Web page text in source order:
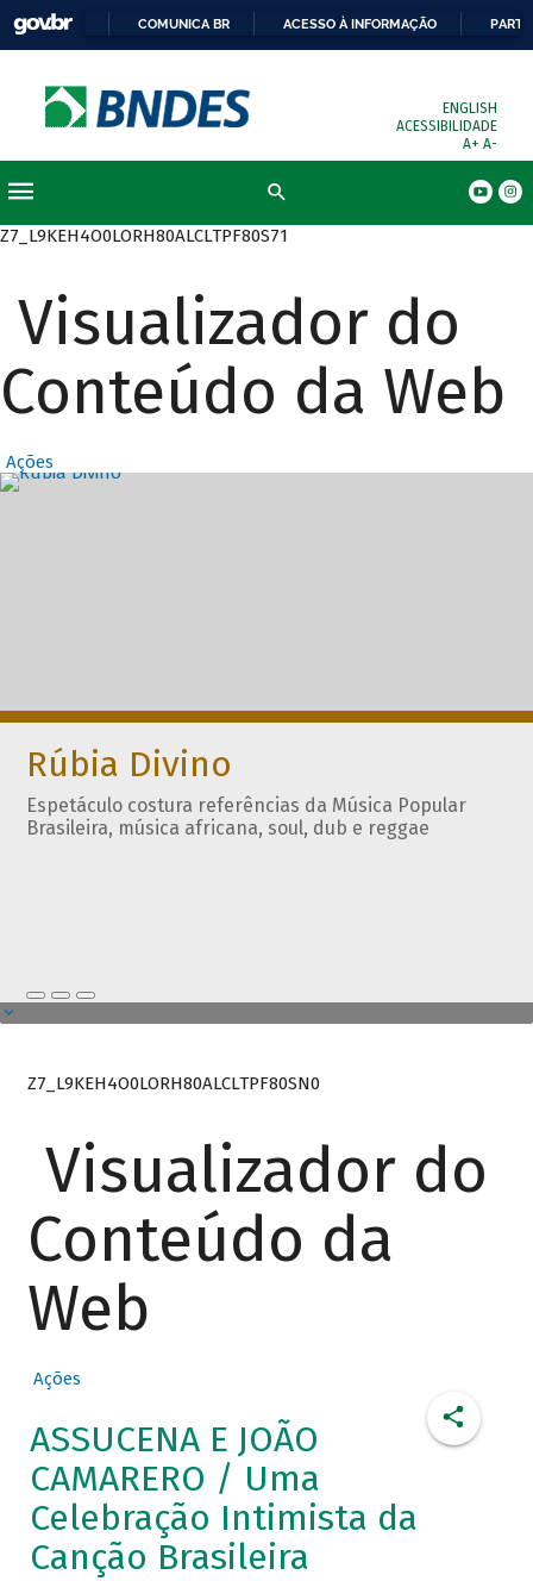
COMUNICA BR ACESSO À INFORMAÇÃO
ENGLISH
ACESSIBILIDADE
A+ A-
Z7_L9KEH4O0LORH80ALCLTPF80S71
Visualizador do
Conteúdo da Web
Ações
Destaques
Rúbia Divino
Espetáculo costura referências da Música Popular
Brasileira, música africana, soul, dub e reggae
Z7_L9KEH4O0LORH80ALCLTPF80SN0
Visualizador do
Conteúdo da
Web
Ações
ASSUCENA E JOÃO
CAMARERO / Uma
Celebração Intimista da
Canção Brasileira